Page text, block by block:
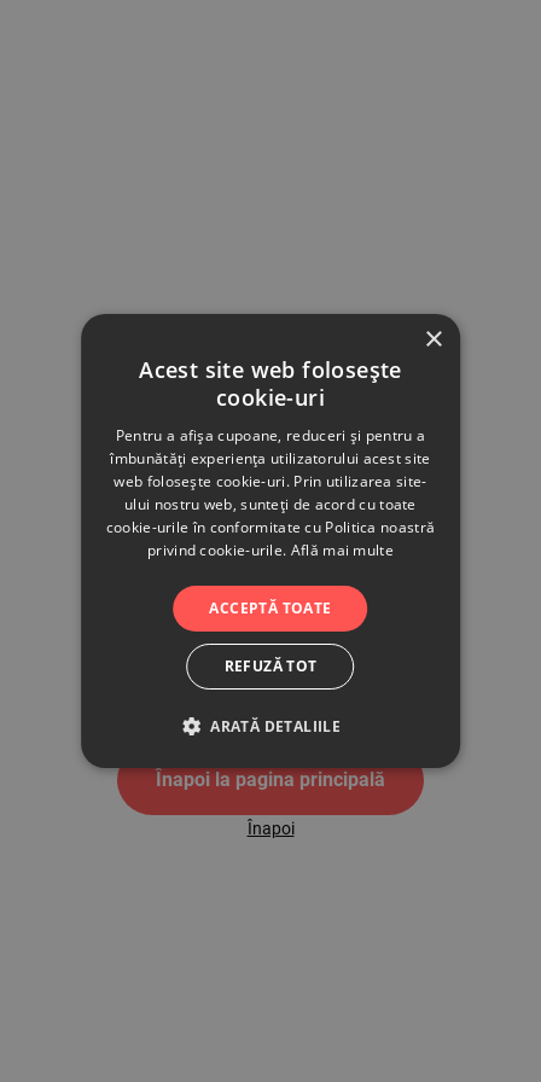
500
Înapoi la pagina principală
Înapoi
×
Acest site web folosește
cookie-uri
Pentru a afișa cupoane, reduceri și pentru a
îmbunătăți experiența utilizatorului acest site
web folosește cookie-uri. Prin utilizarea site-
ului nostru web, sunteți de acord cu toate
cookie-urile în conformitate cu Politica noastră
privind cookie-urile. Află mai multe
ACCEPTĂ TOATE
REFUZĂ TOT
ARATĂ DETALIILE